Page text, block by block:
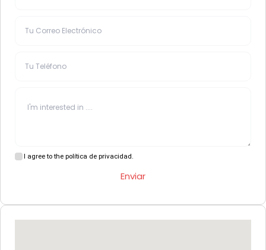
I agree to the política de privacidad.
Enviar